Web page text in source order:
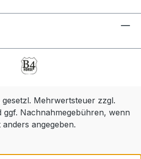
gesetzl. Mehrwertsteuer zzgl.
Nachnahmegebühren, wenn
anders angegeben.